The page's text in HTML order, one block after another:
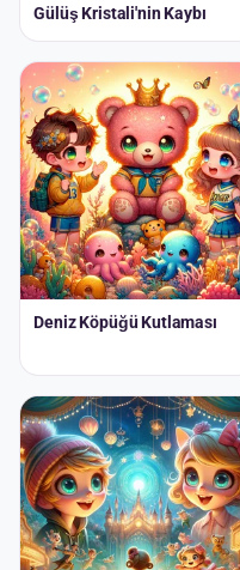
Gülüş Kristali'nin Kaybı
Deniz Köpüğü Kutlaması